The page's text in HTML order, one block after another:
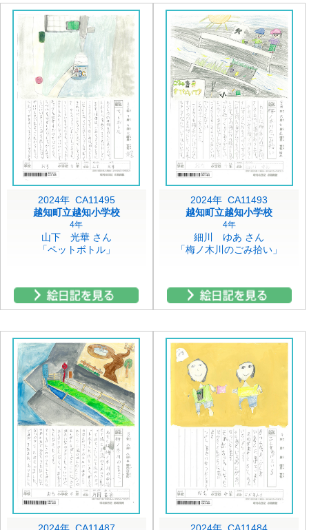
2024年 CA11495
越知町立越知小学校
4年
山下 光華 さん
「ペットボトル」
2024年 CA11493
越知町立越知小学校
4年
細川 ゆあ さん
「梅ノ木川のごみ拾い」